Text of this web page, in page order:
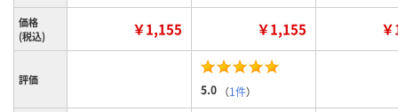
価格
(税込)
￥1,155 ￥1,155
評価
5.0 （1件）